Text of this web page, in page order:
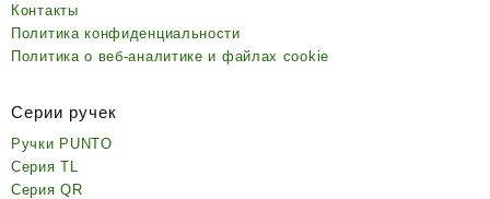
Контакты
Политика конфиденциальности
Политика о веб-аналитике и файлах cookie
Серии ручек
Ручки PUNTO
Серия TL
Серия QR